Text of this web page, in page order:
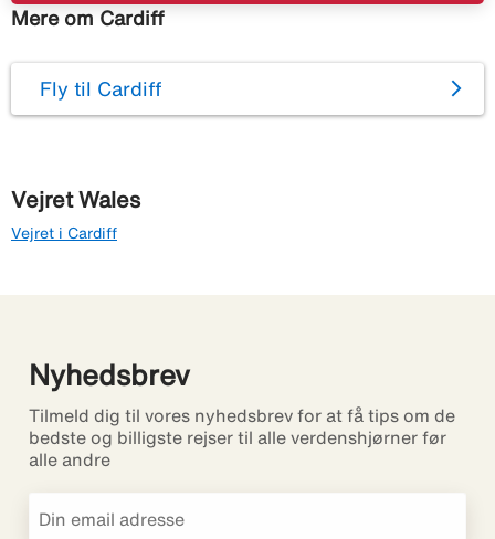
Mere om Cardiff
Fly til Cardiff
Vejret Wales
Vejret i Cardiff
Nyhedsbrev
Tilmeld dig til vores nyhedsbrev for at få tips om de
bedste og billigste rejser til alle verdenshjørner før
alle andre